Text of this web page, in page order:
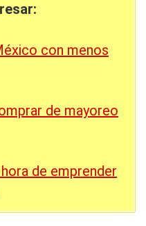
con menos
de mayoreo
de emprender